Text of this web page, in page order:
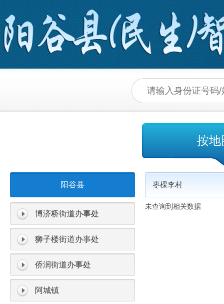
按地
阳谷县
博济桥街道办事处
狮子楼街道办事处
侨润街道办事处
阿城镇
枣棵李村
未查询到相关数据